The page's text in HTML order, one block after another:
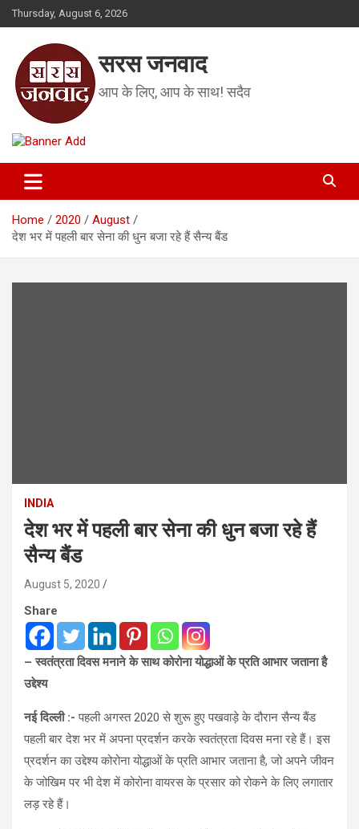
Skip
to
Thursday, August 6, 2026
सरस जनवाद
आप के लिए, आप के साथ! सदैव
Home 2020
August
देश भर में ​पहली बार सेना की धुन बजा रहे हैं सैन्य बैंड
INDIA
देश भर में ​पहली बार सेना की धुन बजा रहे हैं
सैन्य बैंड
August 5, 2020
Share
– ​स्वतंत्रता दिवस मनाने के साथ ​कोरोना योद्धाओं के प्रति ​आभार जताना है
उद्देश्य
​नई दिल्ली :-पहली अगस्त 2020 से शुरू ​हुए ​पखवाड़े के दौरान ​​सैन्य बैंड
पहली बार ​​देश भर में ​अपना प्रदर्शन करके ​​स्वतंत्रता दिवस मना रहे हैं। ​​इस
प्रदर्शन का ​​उद्देश्य ​​कोरोना योद्धाओं के प्रति ​आभार जताना है, जो अपने जीवन
के जोखिम पर भी देश में कोरोना​ ​वायरस के प्रसार को रोकने के लिए लगातार
लड़ रहे हैं​​। ​